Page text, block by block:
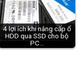
4 lợi ích khi nâng cấp ổ
HDD qua SSD cho bộ
PC…